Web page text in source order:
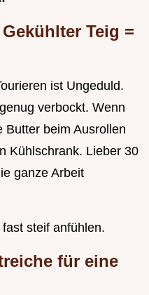
Teig =
ist Ungeduld.
verbockt. Wenn
Butter beim Ausrollen
Kühlschrank. Lieber 30
ganze Arbeit
steif anfühlen.
für eine